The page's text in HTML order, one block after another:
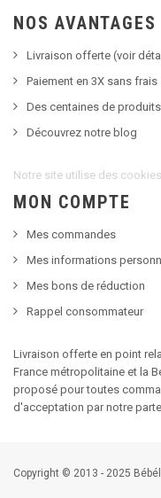
NOS AVANTAGES
Livraison offerte (voir
Paiement en 3X sans frais
Des centaines de
Découvrez notre blog
Notre site utilise des
MON COMPTE
Mes commandes
Mes informations
Mes bons de réduction
Rappel consommateur
Livraison offerte en point
France métropolitaine et la
proposé pour toutes
d'acceptation par notre
Copyright © 2013 - 2025